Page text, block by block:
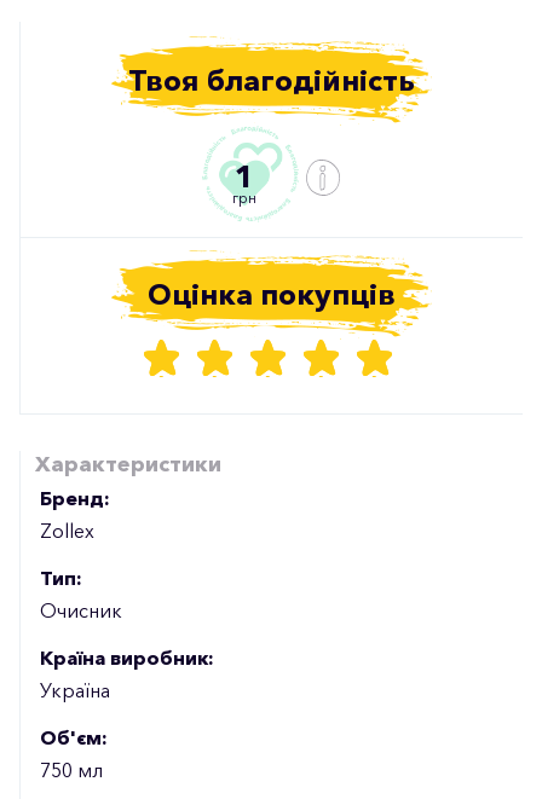
Твоя благодійність
1
грн
Оцінка покупців
Характеристики
Бренд:
Zollex
Тип:
Очисник
Країна виробник:
Україна
Об'єм:
750 мл